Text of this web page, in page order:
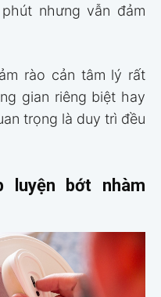
nhưng vẫn đảm
rào cản tâm lý rất
gian riêng biệt hay
trọng là duy trì đều
luyện bớt nhàm